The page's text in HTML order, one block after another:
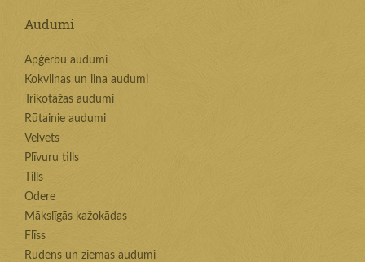
Audumi
Apģērbu audumi
Kokvilnas un lina audumi
Trikotāžas audumi
Rūtainie audumi
Velvets
Plīvuru tills
Tills
Odere
Mākslīgās kažokādas
Flīss
Rudens un ziemas audumi